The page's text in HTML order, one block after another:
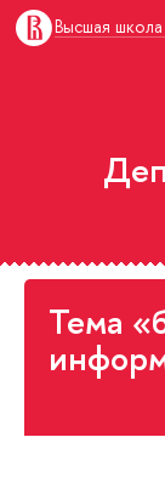
Высшая
Тема